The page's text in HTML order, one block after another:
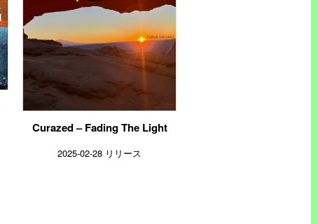
Curazed – Fading The Light
2025-02-28 リリース